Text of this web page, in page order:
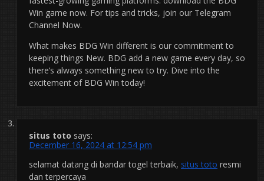
Win game now. For tips and tricks, join our Telegram
Channel Now.
What makes BDG Win different is our commitment to
keeping things New. BDG add a new game every day, so
there’s always something new to try. Dive into the
excitement of BDG Win today!
situs toto says:
December 16, 2024 at 12:54 pm
selamat datang di bandar togel terbaik, situs toto resmi
dan terpercaya